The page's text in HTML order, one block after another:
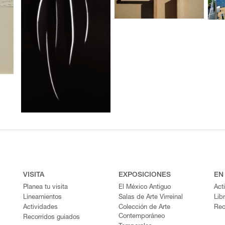
VISITA
Planea tu visita
Lineamientos
Actividades
Recorridos guiados
EXPOSICIONES
El México Antiguo
Salas de Arte Virreinal
Colección de Arte
Contemporáneo